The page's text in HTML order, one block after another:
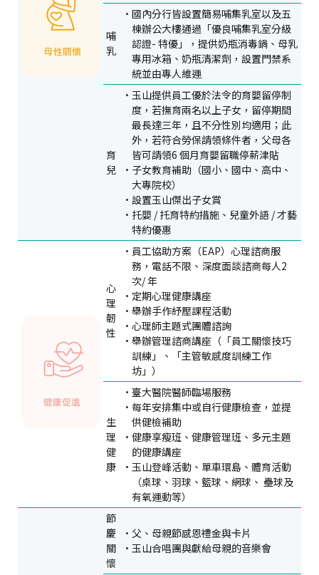
哺
乳
國內分行皆設置簡易哺集乳室以及五
棟辦公大樓通過「優良哺集乳室分級
認證- 特優」，提供奶瓶消毒鍋、母乳
專用冰箱、奶瓶清潔劑，設置門禁系
統並由專人維運
育
兒
玉山提供員工優於法令的育嬰留停制
度，若撫育兩名以上子女，留停期間
最長達三年，且不分性別均適用；此
外，若符合勞保請領條件者，父母各
皆可請領6 個月育嬰留職停薪津貼
子女教育補助（國小、國中、高中、
大專院校）
設置玉山傑出子女賞
托嬰 / 托育特約措施、兒童外語 / 才藝
特約優惠
心
理
韌
性
員工協助方案（EAP）心理諮商服
務，電話不限、深度面談諮商每人2
次/ 年
定期心理健康講座
舉辦手作紓壓課程活動
心理師主題式團體諮詢
舉辦管理諮商講座（「員工關懷技巧
訓練」、「主管敏感度訓練工作
坊」）
生
理
健
康
臺大醫院醫師臨場服務
每年安排集中或自行健康檢查，並提
供健檢補助
健康享瘦班、健康管理班、多元主題
的健康講座
玉山登峰活動、單車環島、體育活動
（桌球、羽球、籃球、網球、 壘球及
有氧運動等）
節
慶
關
懷
父、母親節感恩禮金與卡片
玉山合唱團與獻給母親的音樂會